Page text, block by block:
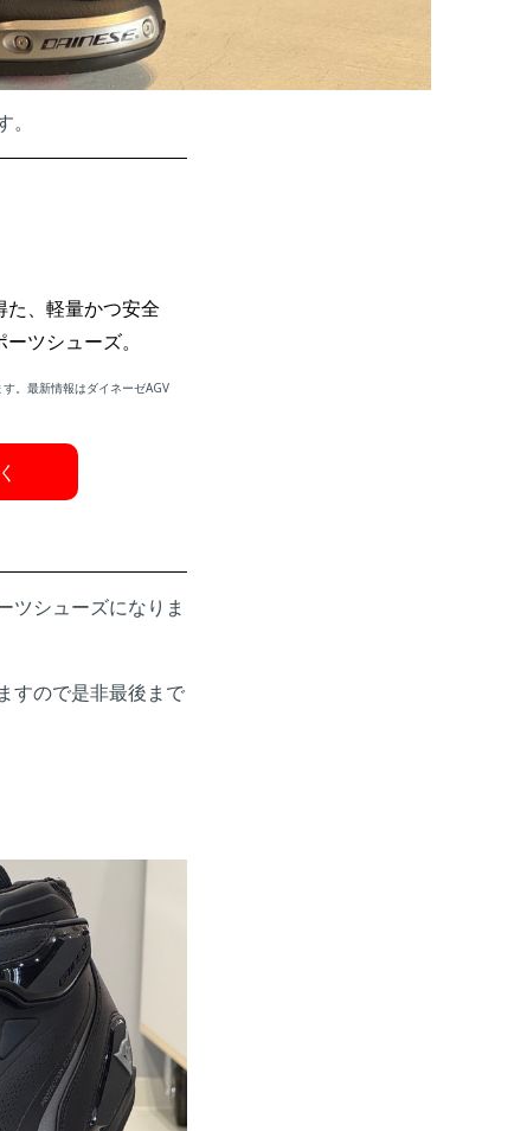
た、軽量かつ安全
ツシューズ。
。最新情報はダイネーゼAGV
ツシューズになりま
すので是非最後まで